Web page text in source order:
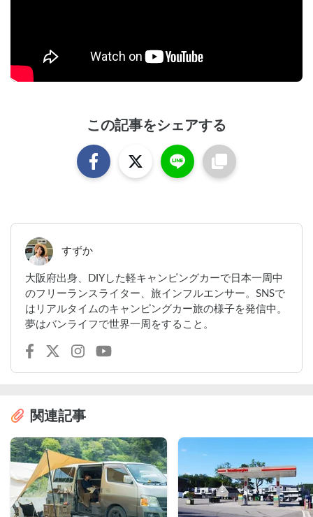
この記事をシェアする
すずか
大阪府出身、DIYした軽キャンピングカーで日本一周中
のフリーランスライター、旅インフルエンサー。SNSで
はリアルタイムのキャンピングカー旅の様子を発信中。
夢はバンライフで世界一周をすること。
関連記事